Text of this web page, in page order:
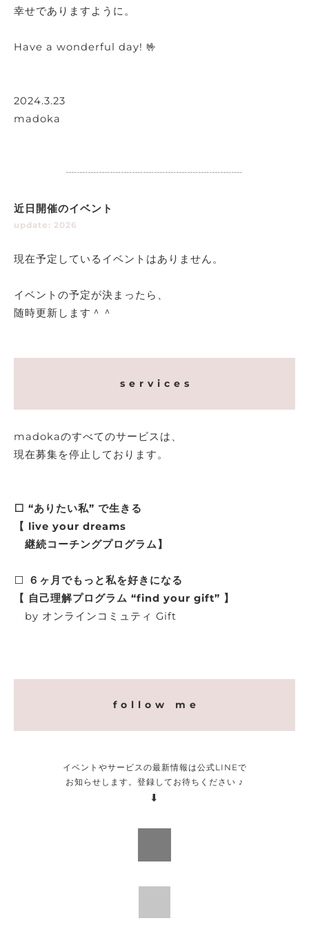
幸せでありますように。
Have a wonderful day! 🤟
2024.3.23
madoka
┈┈┈┈┈┈┈┈┈┈┈┈┈┈┈┈
近日開催のイベント
update: 2026
現在予定しているイベントはありません。
イベントの予定が決まったら、
随時更新します＾＾
s e r v i c e s
madokaのすべてのサービスは、
現在募集を停止しております。
⬜️ “ありたい私” で生きる
【 live your dreams
継続コーチングプログラム】
⬜️
６ヶ月でもっと私を好きになる
【 自己理解プログラム “find your gift” 】
by オンラインコミュティ Gift
f o l l o w m e
イベントやサービスの最新情報は公式LINEで
お知らせします。登録してお待ちください ♪
⬇︎